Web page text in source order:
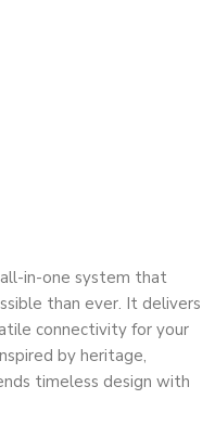
in-one system that
than ever. It delivers
connectivity for your
by heritage,
timeless design with